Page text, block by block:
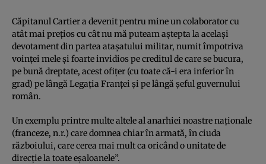
Căpitanul Cartier a devenit pentru mine un colaborator cu
atât mai prețios cu cât nu mă puteam aștepta la același
devotament din partea atașatului militar, numit împotriva
voinţei mele şi foarte invidios pe creditul de care se bucura,
pe bună dreptate, acest ofiţer (cu toate că-i era inferior în
grad) pe lângă Legaţia Franţei şi pe lângă şeful guvernului
român.
Un exemplu printre multe altele al anarhiei noastre naţionale
(franceze, n.r.) care domnea chiar în armată, în ciuda
războiului, care cerea mai mult ca oricând o unitate de
direcție la toate eșaloanele”.